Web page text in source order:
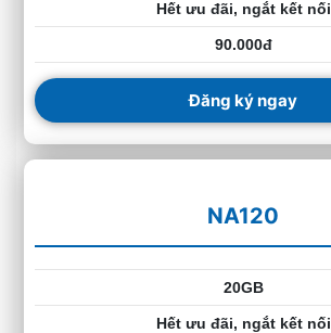
Hết ưu đãi, ngắt kết nối
90.000đ
Đăng ký ngay
NA120
20GB
Hết ưu đãi, ngắt kết nối